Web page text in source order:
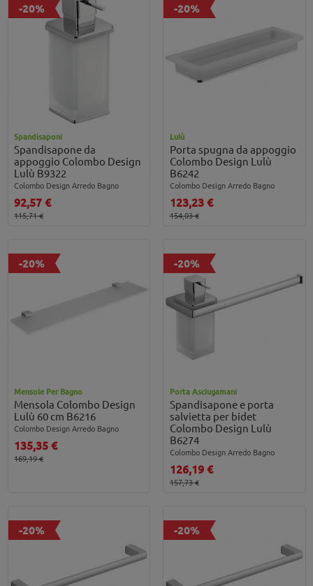
-20%
Spandisaponi
Spandisapone da
appoggio Colombo Design
Lulù B9322
Colombo Design Arredo Bagno
92,57 €
115,71 €
-20%
Lulù
Porta spugna da appoggio
Colombo Design Lulù
B6242
Colombo Design Arredo Bagno
123,23 €
154,03 €
-20%
Mensole Per Bagno
Mensola Colombo Design
Lulù 60 cm B6216
Colombo Design Arredo Bagno
135,35 €
169,19 €
-20%
Porta Asciugamani
Spandisapone e porta
salvietta per bidet
Colombo Design Lulù
B6274
Colombo Design Arredo Bagno
126,19 €
157,73 €
-20% -20%